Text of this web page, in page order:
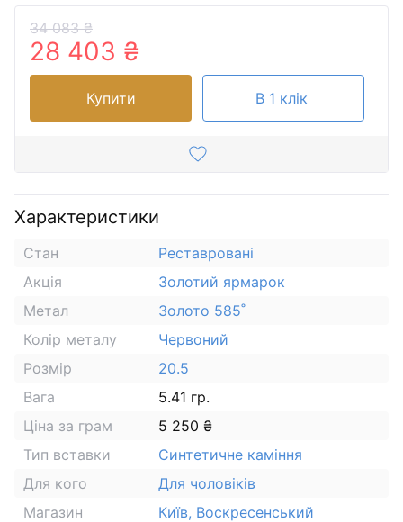
34 083 ₴
28 403 ₴
Купити В 1 клік
Характеристики
Стан
Реставровані
Акція
Золотий ярмарок
Метал
Золото 585˚
Колір металу
Червоний
Розмір
20.5
Вага
5.41 гр.
Ціна за грам
5 250 ₴
Тип вставки
Синтетичне каміння
Для кого
Для чоловіків
Магазин
Київ, Воскресенський